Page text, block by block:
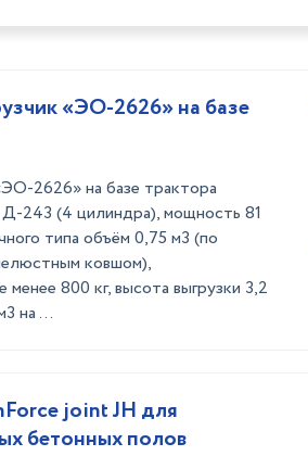
«ЭО-2626» на базе
2626» на базе трактора
243 (4 цилиндра), мощность 81
типа объём 0,75 м3 (по
ковшом),
менее 800 кг, высота выгрузки 3,2
на ...
joint JH для
бетонных полов